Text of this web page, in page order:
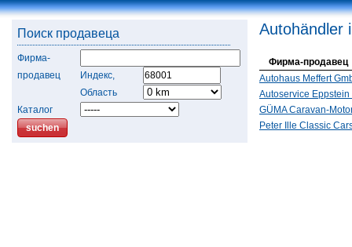
Поиск продавеца
Фирма-
продавец
Индекс,
Область
Каталог
Autohändler
Фирма-продавец
Autohaus Meffert
Autoservice Eppstein
GÜMA Caravan-
Peter Ille Classic